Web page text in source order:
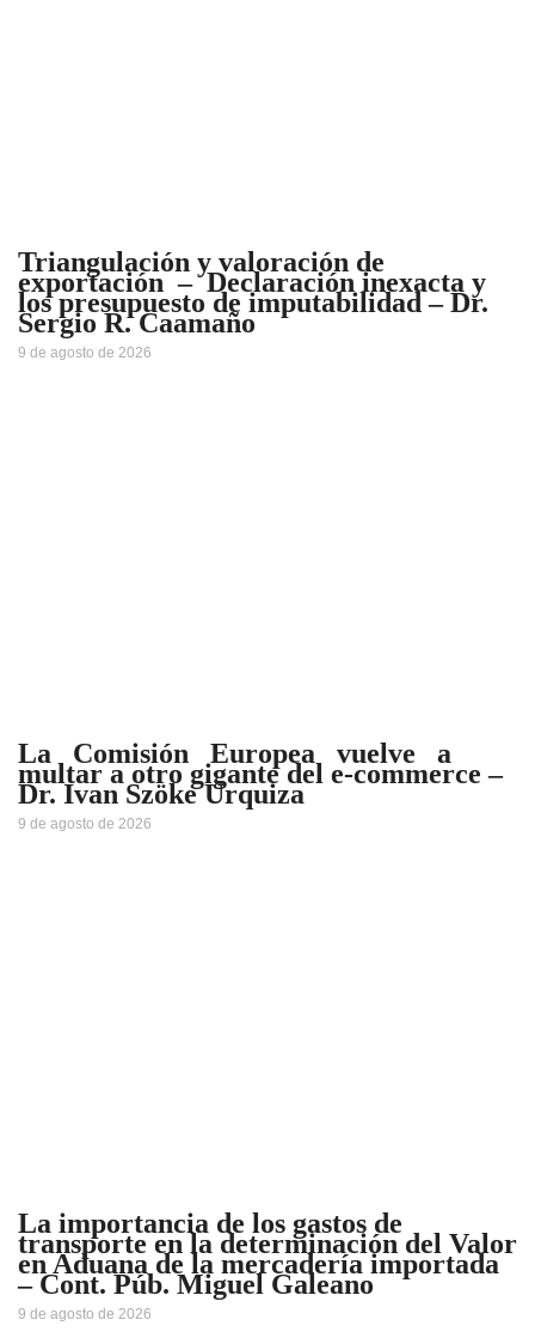
Triangulación y valoración de
exportación – Declaración inexacta y
los presupuesto de imputabilidad – Dr.
Sergio R. Caamaño
9 de agosto de 2026
La Comisión Europea vuelve a
multar a otro gigante del e-commerce –
Dr. Ivan Szöke Urquiza
9 de agosto de 2026
La importancia de los gastos de
transporte en la determinación del Valor
en Aduana de la mercadería importada
– Cont. Púb. Miguel Galeano
9 de agosto de 2026